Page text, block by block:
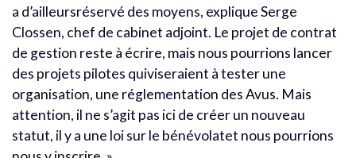
a d’ailleursréservé des moyens, explique Serge
Clossen, chef de cabinet adjoint. Le projet de contrat
de gestion reste à écrire, mais nous pourrions lancer
des projets pilotes quiviseraient à tester une
organisation, une réglementation des Avus. Mais
attention, il ne s’agit pas ici de créer un nouveau
statut, il y a une loi sur le bénévolatet nous pourrions